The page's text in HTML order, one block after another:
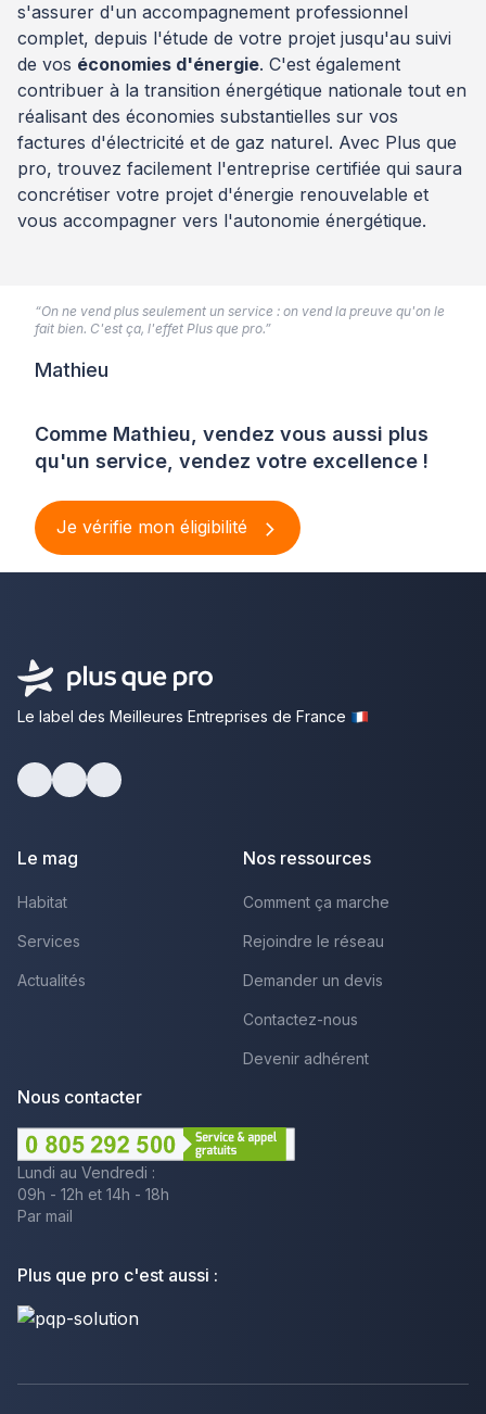
s'assurer d'un accompagnement professionnel
complet, depuis l'étude de votre projet jusqu'au suivi
de vos économies d'énergie. C'est également
contribuer à la transition énergétique nationale tout en
réalisant des économies substantielles sur vos
factures d'électricité et de gaz naturel. Avec Plus que
pro, trouvez facilement l'entreprise certifiée qui saura
concrétiser votre projet d'énergie renouvelable et
vous accompagner vers l'autonomie énergétique.
Comme Mathieu, vendez vous aussi plus
qu'un service, vendez votre excellence !
Je vérifie mon éligibilité
“On ne vend plus seulement un service : on vend la preuve qu'on le
fait bien. C'est ça, l'effet Plus que pro.”
Mathieu
Le label des Meilleures Entreprises de France
Le mag
Habitat
Services
Actualités
Nos ressources
Comment ça marche
Rejoindre le réseau
Demander un devis
Contactez-nous
Devenir adhérent
Nous contacter
Lundi au Vendredi :
09h - 12h et 14h - 18h
Par mail
Plus que pro c'est aussi :